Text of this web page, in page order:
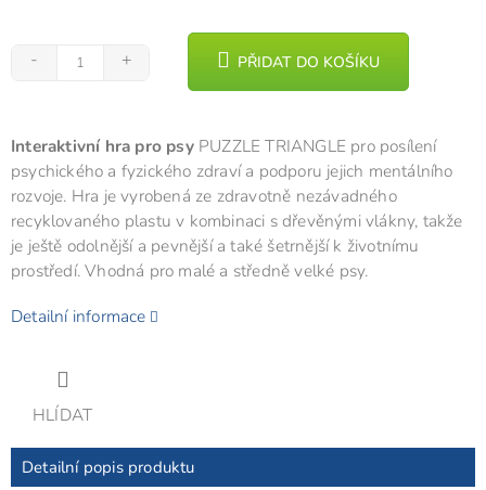
PŘIDAT DO KOŠÍKU
Interaktivní hra pro psyPUZZLE TRIANGLE pro posílení
psychického a fyzického zdraví a podporu jejich mentálního
rozvoje. Hra je vyrobená ze zdravotně nezávadného
recyklovaného plastu v kombinaci s dřevěnými vlákny, takže
je ještě odolnější a pevnější a také šetrnější k životnímu
prostředí. Vhodná pro malé a středně velké psy.
Detailní informace
HLÍDAT
Detailní popis produktu